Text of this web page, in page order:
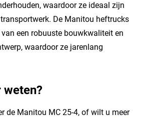
waardoor ze ideaal zijn
De Manitou heftrucks
een robuuste bouwkwaliteit en
waardoor ze jarenlang
weten?
de Manitou MC 25-4, of wilt u meer